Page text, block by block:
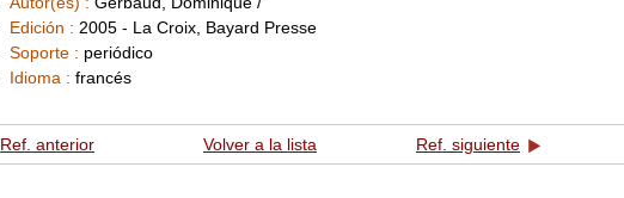
Edición : 2005 - La Croix, Bayard Presse
Soporte : periódico
Idioma : francés
Ref. anterior Volver a la lista Ref. siguiente